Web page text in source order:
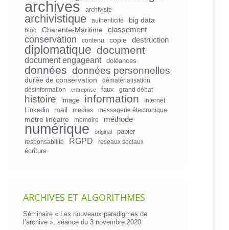
archives archiviste
archivistique authenticité big data
blog Charente-Maritime classement
conservation contenu copie destruction
diplomatique document
document engageant doléances
données données personnelles
durée de conservation
dématérialisation
désinformation
entreprise faux grand débat
histoire image information Internet
Linkedin mail medias messagerie électronique
mètre linéaire mémoire méthode
numérique original papier
responsabilité RGPD réseaux sociaux
écriture
ARCHIVES ET ALGORITHMES
Séminaire « Les nouveaux paradigmes de
l’archive », séance du 3 novembre 2020